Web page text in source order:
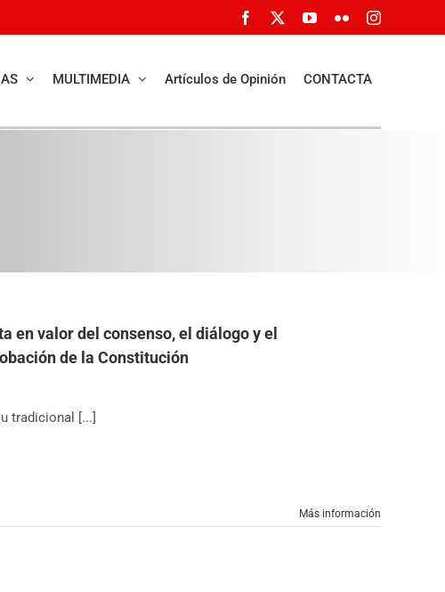
Facebook YouTube
FlickrInstagram
MULTIMEDIA Artículos de Opinión CONTACTA
en valor del consenso, el diálogo y el
de la Constitución
tradicional [...]
Más información